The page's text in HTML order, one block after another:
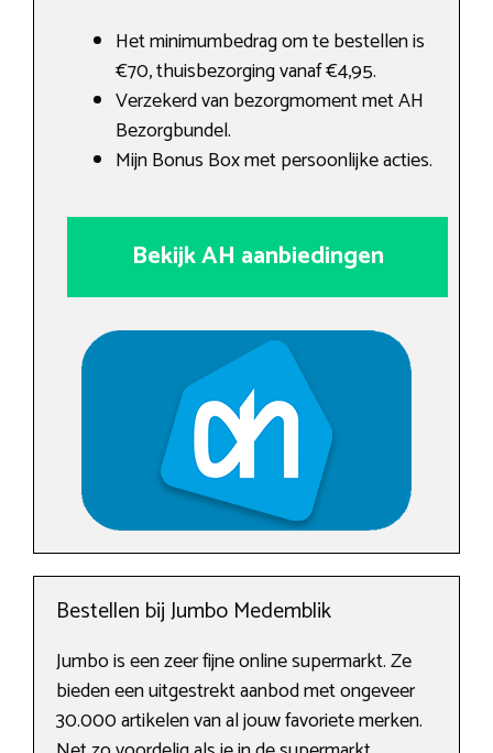
Het minimumbedrag om te bestellen is
€70, thuisbezorging vanaf €4,95.
Verzekerd van bezorgmoment met AH
Bezorgbundel.
Mijn Bonus Box met persoonlijke acties.
Bekijk AH aanbiedingen
Bestellen bij Jumbo Medemblik
Jumbo is een zeer fijne online supermarkt. Ze
bieden een uitgestrekt aanbod met ongeveer
30.000 artikelen van al jouw favoriete merken.